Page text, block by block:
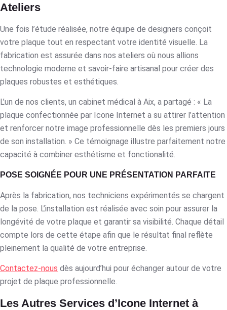
Ateliers
Une fois l’étude réalisée, notre équipe de designers conçoit
votre plaque tout en respectant votre identité visuelle. La
fabrication est assurée dans nos ateliers où nous allions
technologie moderne et savoir-faire artisanal pour créer des
plaques robustes et esthétiques.
L’un de nos clients, un cabinet médical à Aix, a partagé : « La
plaque confectionnée par Icone Internet a su attirer l’attention
et renforcer notre image professionnelle dès les premiers jours
de son installation. » Ce témoignage illustre parfaitement notre
capacité à combiner esthétisme et fonctionalité.
POSE SOIGNÉE POUR UNE PRÉSENTATION PARFAITE
Après la fabrication, nos techniciens expérimentés se chargent
de la pose. L’installation est réalisée avec soin pour assurer la
longévité de votre plaque et garantir sa visibilité. Chaque détail
compte lors de cette étape afin que le résultat final reflète
pleinement la qualité de votre entreprise.
Contactez-nous dès aujourd’hui pour échanger autour de votre
projet de plaque professionnelle.
Les Autres Services d’Icone Internet à